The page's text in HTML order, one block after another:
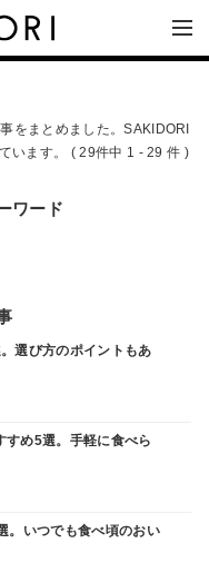
をまとめました。SAKIDORI
います。 ( 29件中 1 - 29 件 )
ワード
選び方のポイントもあ
すめ5選。手軽に食べら
。いつでも食べ頃のおい